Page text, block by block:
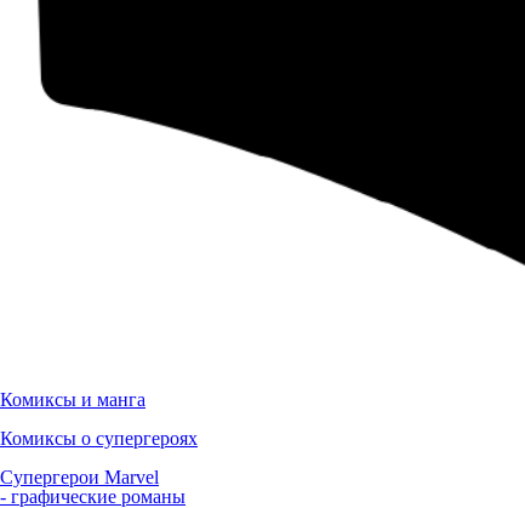
Комиксы и манга
Комиксы о супергероях
Супергерои Marvel
- графические романы